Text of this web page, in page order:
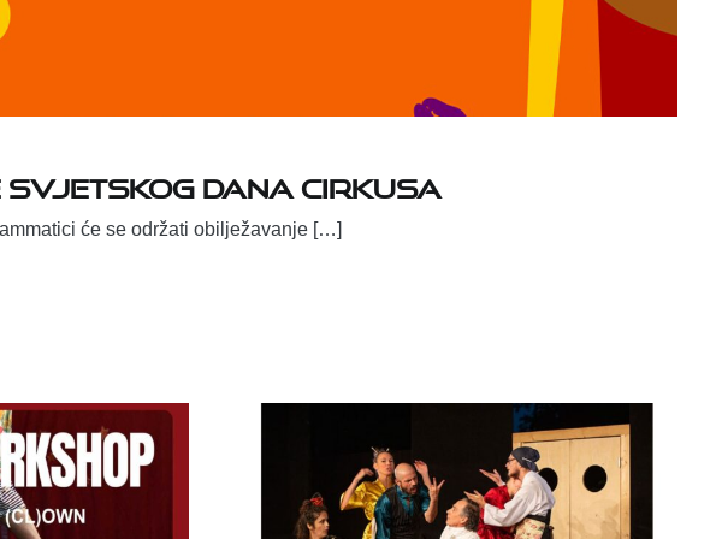
svjetskog dana cirkusa
će se održati obilježavanje […]